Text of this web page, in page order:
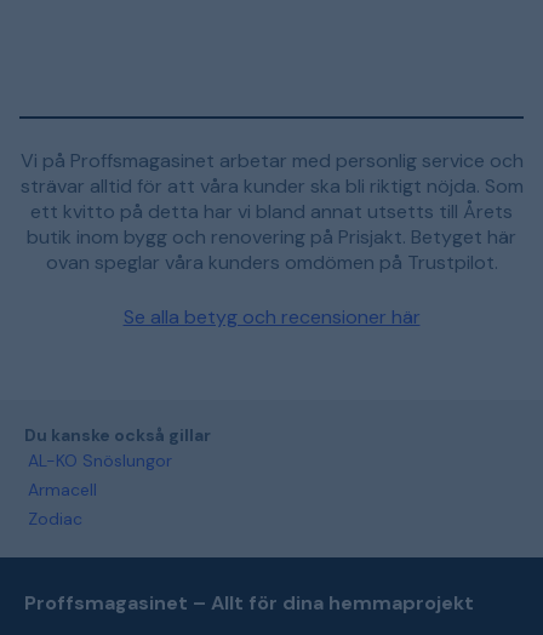
Vi på Proffsmagasinet arbetar med personlig service och
strävar alltid för att våra kunder ska bli riktigt nöjda. Som
ett kvitto på detta har vi bland annat utsetts till Årets
butik inom bygg och renovering på Prisjakt. Betyget här
ovan speglar våra kunders omdömen på Trustpilot.
Se alla betyg och recensioner här
Du kanske också gillar
AL-KO Snöslungor
Armacell
Zodiac
Proffsmagasinet – Allt för dina hemmaprojekt